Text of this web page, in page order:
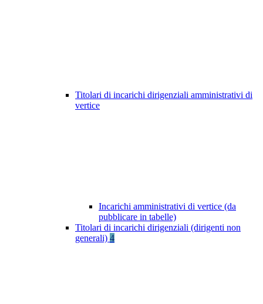
Titolari di incarichi dirigenziali amministrativi di
vertice
Incarichi amministrativi di vertice (da
pubblicare in tabelle)
Titolari di incarichi dirigenziali (dirigenti non
generali) 4